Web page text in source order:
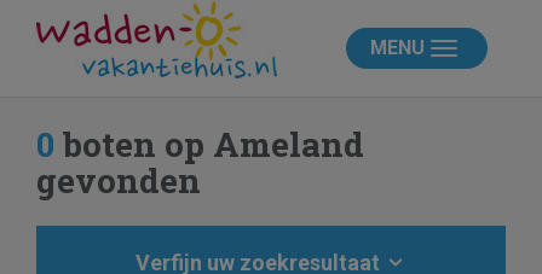
MENU
0 boten op Ameland
gevonden
Verfijn uw zoekresultaat